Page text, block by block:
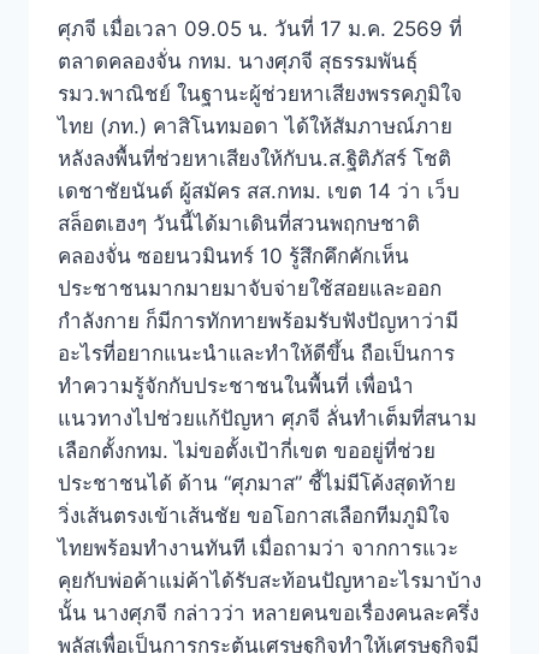
ศุภจี เมื่อเวลา 09.05 น. วันที่ 17 ม.ค. 2569 ที่
ตลาดคลองจั่น กทม. นางศุภจี สุธรรมพันธุ์
รมว.พาณิชย์ ในฐานะผู้ช่วยหาเสียงพรรคภูมิใจ
ไทย (ภท.) คาสิโนทมอดา ได้ให้สัมภาษณ์ภาย
หลังลงพื้นที่ช่วยหาเสียงให้กับน.ส.ฐิติภัสร์ โชติ
เดชาชัยนันต์ ผู้สมัคร สส.กทม. เขต 14 ว่า เว็บ
สล็อตเฮงๆ วันนี้ได้มาเดินที่สวนพฤกษชาติ
คลองจั่น ซอยนวมินทร์ 10 รู้สึกคึกคักเห็น
ประชาชนมากมายมาจับจ่ายใช้สอยและออก
กำลังกาย ก็มีการทักทายพร้อมรับฟังปัญหาว่ามี
อะไรที่อยากแนะนำและทำให้ดีขึ้น ถือเป็นการ
ทำความรู้จักกับประชาชนในพื้นที่ เพื่อนำ
แนวทางไปช่วยแก้ปัญหา ศุภจี ลั่นทำเต็มที่สนาม
เลือกตั้งกทม. ไม่ขอตั้งเป้ากี่เขต ขออยู่ที่ช่วย
ประชาชนได้ ด้าน “ศุภมาส” ชี้ไม่มีโค้งสุดท้าย
วิ่งเส้นตรงเข้าเส้นชัย ขอโอกาสเลือกทีมภูมิใจ
ไทยพร้อมทำงานทันที เมื่อถามว่า จากการแวะ
คุยกับพ่อค้าแม่ค้าได้รับสะท้อนปัญหาอะไรมาบ้าง
นั้น นางศุภจี กล่าวว่า หลายคนขอเรื่องคนละครึ่ง
พลัสเพื่อเป็นการกระตุ้นเศรษฐกิจทำให้เศรษฐกิจมี